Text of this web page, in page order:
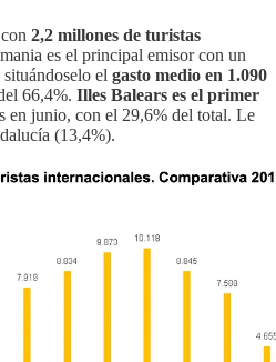
2,2 millones de turistas
es el principal emisor con un
el gasto medio en 1.090
66,4%. Illes Balears es el primer
en junio, con el 29,6% del total. Le
(13,4%).